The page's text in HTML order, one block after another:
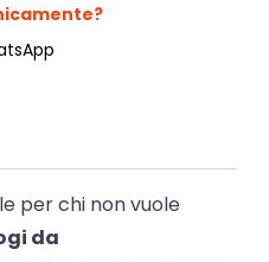
per chi non vuole
da